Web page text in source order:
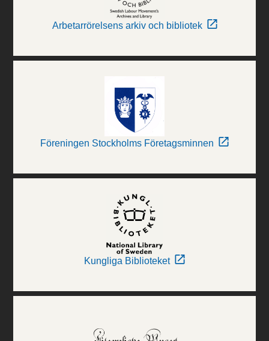
Arbetarrörelsens arkiv och bibliotek
Föreningen Stockholms Företagsminnen
Kungliga Biblioteket